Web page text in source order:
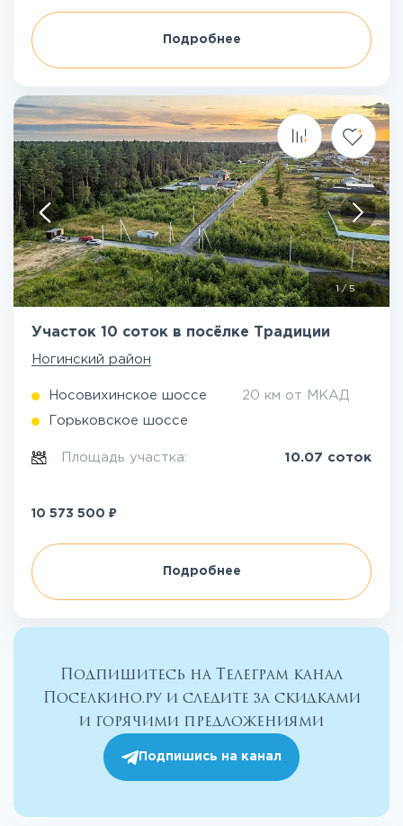
Подробнее
1/5
Участок 10 соток в посёлке Традиции
Ногинский район
Носовихинское шоссе 20 км от МКАД
Горьковское шоссе
Площадь участка: 10.07 соток
10 573 500 ₽
Подробнее
Подпишитесь на Телеграм канал
Поселкино.ру и следите за скидками
и горячими предложениями
Подпишись на канал